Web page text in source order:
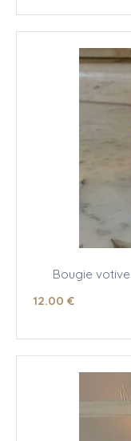
Bougie
12.00 €